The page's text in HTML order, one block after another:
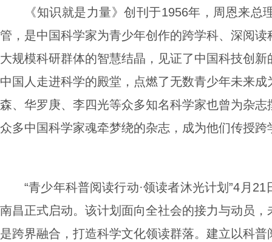
《知识就是力量》创刊于1956年，周恩来
管，是中国科学家为青少年创作的跨学科、深阅
大规模科研群体的智慧结晶，见证了中国科技创
中国人走进科学的殿堂，点燃了无数青少年未来
森、华罗庚、李四光等众多知名科学家也曾为杂
众多中国科学家魂牵梦绕的杂志，成为他们传授
“青少年科普阅读行动·领读者沐光计划”4月
南昌正式启动。该计划面向全社会的接力与动员
是跨界融合，打造科学文化领读群落。建立以科